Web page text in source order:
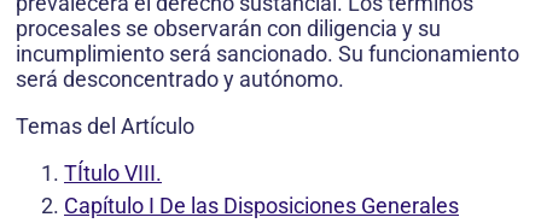
procesales se observarán con diligencia y su
incumplimiento será sancionado. Su funcionamiento
será desconcentrado y autónomo.
Temas del Artículo
TÍtulo VIII.
Capítulo I De las Disposiciones Generales